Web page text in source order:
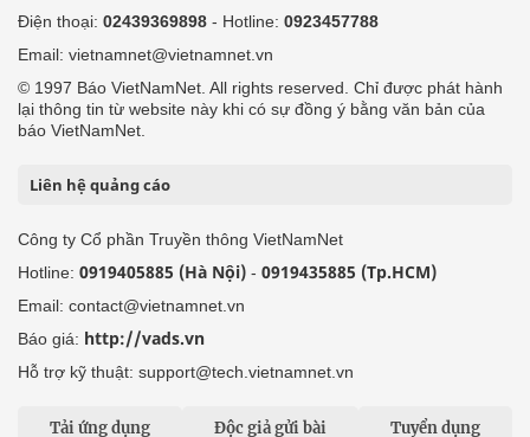
Điện thoại: 02439369898 - Hotline: 0923457788
Email: vietnamnet@vietnamnet.vn
© 1997 Báo VietNamNet. All rights reserved. Chỉ được phát hành
lại thông tin từ website này khi có sự đồng ý bằng văn bản của
báo VietNamNet.
Liên hệ quảng cáo
Công ty Cổ phần Truyền thông VietNamNet
Hotline: 0919405885 (Hà Nội) - 0919435885 (Tp.HCM)
Email: contact@vietnamnet.vn
Báo giá: http://vads.vn
Hỗ trợ kỹ thuật: support@tech.vietnamnet.vn
Tải ứng dụng Độc giả gửi bài Tuyển dụng